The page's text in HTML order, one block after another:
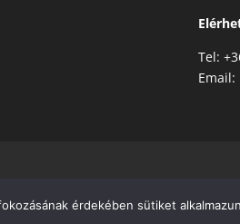
Tel:
érdekében sütiket